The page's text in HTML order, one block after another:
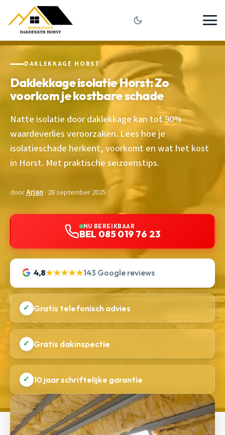
DAKLEKKAGE HORST
Daklekkage isolatie Horst: Zo
voorkom je kostbare schade
Natte isolatie door daklekkage kan tot 90%
waardeverlies veroorzaken. Lees hoe je
isolatieschade herkent, voorkomt en wat het kost
in Horst. Met praktische seizoenstips.
doorArjan · 28 september 2025
NU BEREIKBAAR
BEL 085 019 76 23
4,8★★★★★143 Google reviews
✓ Gratis telefonisch advies
✓ Gratis dakinspectie
✓ 10 jaar schriftelijke garantie